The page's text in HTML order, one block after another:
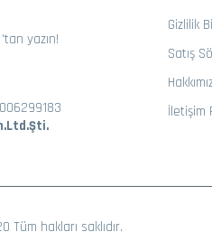
yazın!
Gizlilik
Satış
İletişim
Tüm hakları saklıdır.